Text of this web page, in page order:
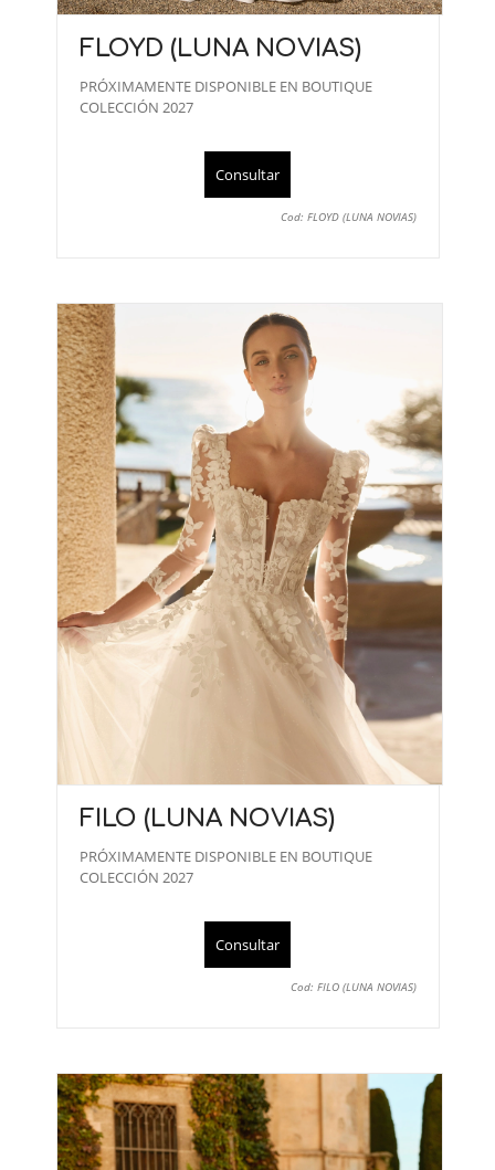
FLOYD (LUNA NOVIAS)
PRÓXIMAMENTE DISPONIBLE EN BOUTIQUE
COLECCIÓN 2027
Consultar
Cod: FLOYD (LUNA NOVIAS)
FILO (LUNA NOVIAS)
PRÓXIMAMENTE DISPONIBLE EN BOUTIQUE
COLECCIÓN 2027
Consultar
Cod: FILO (LUNA NOVIAS)